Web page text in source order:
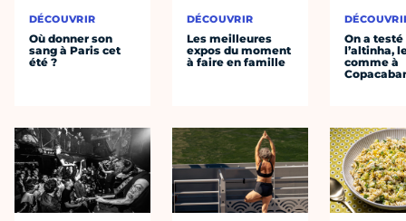
DÉCOUVRIR
Où donner son
sang à Paris cet
été ?
DÉCOUVRIR
Les meilleures
expos du moment
à faire en famille
On a testé
l’altinha,
comme à